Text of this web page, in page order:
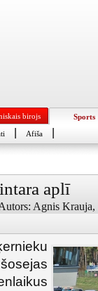
birojs
Sports
Afiša
aplī
Agnis